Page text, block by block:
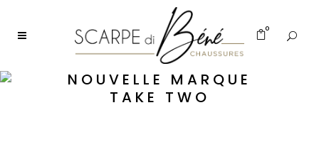
0
NOUVELLE MARQUE
TAKE TWO